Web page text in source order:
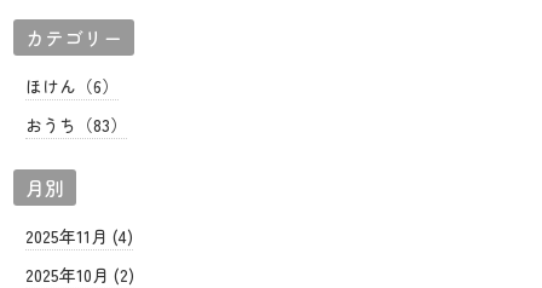
カテゴリー
ほけん（6）
おうち（83）
月別
2025年11月 (4)
2025年10月 (2)